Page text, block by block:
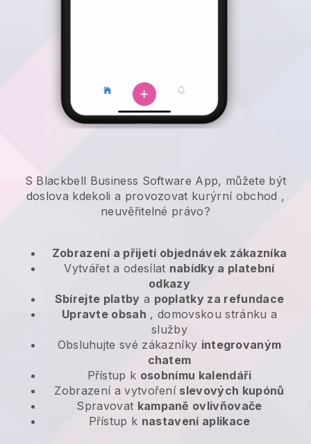
S Blackbell Business Software App, můžete být
doslova kdekoli a provozovat kurýrní obchod ,
neuvěřitelné právo?
Zobrazení a přijetí objednávek zákazníka
Vytvářet a odesílat nabídky a platební
odkazy
Sbírejte platby a poplatky za refundace
Upravte obsah , domovskou stránku a
služby
Obsluhujte své zákazníky integrovaným
chatem
Přístup k osobnímu kalendáři
Zobrazení a vytvoření slevových kupónů
Spravovat kampaně ovlivňovače
Přístup k nastavení aplikace